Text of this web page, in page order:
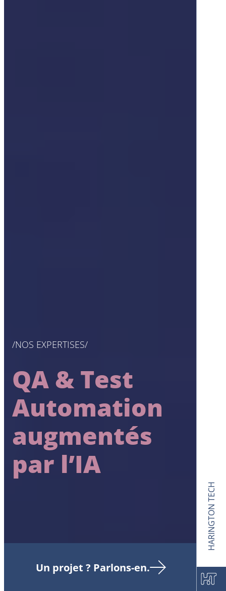
HARINGTON TECH
NOS EXPERTISES
QA & Test
Automation
augmentés
par l’IA
Un projet ? Parlons-en.